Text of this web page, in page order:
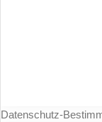
Datenschutz-